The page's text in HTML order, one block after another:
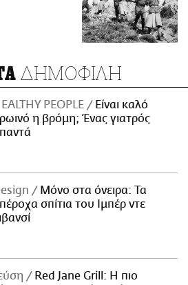
ΔΗΜΟΦΙΛΗ
PEOPLE
Είναι καλό
η βρόμη; Ένας γιατρός
Μόνο στα όνειρα: Τα
σπίτια του Ιμπέρ ντε
Red Jane Grill: Η πιο